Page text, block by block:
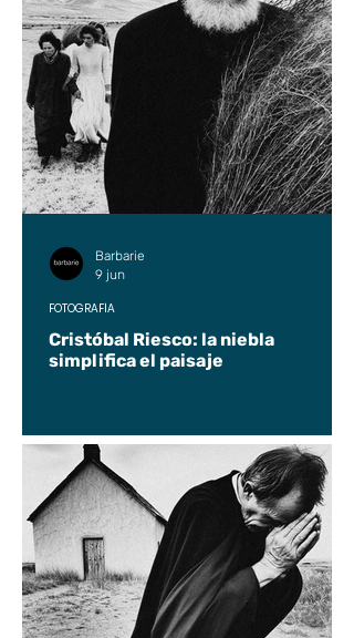
Cristóbal Riesco: la niebla
simplifica el paisaje
FOTOGRAFÍA
Barbarie
9 jun